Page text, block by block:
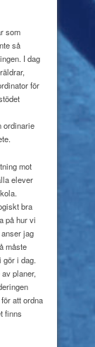
som
så
I dag
för
ordinarie
mot
elever
bra
på hur vi
jag
måste
gör i dag.
planer,
att ordna
finns